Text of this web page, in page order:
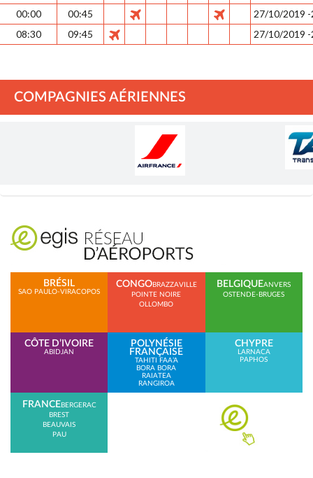
00:00
00:45
27/10/2019
08:30
09:45 27/10/2019
COMPAGNIES AÉRIENNES
BRÉSIL
SAO PAULO-VIRACOPOS
CONGOBRAZZAVILLE
POINTE NOIRE
OLLOMBO
BELGIQUEANVERS
OSTENDE-BRUGES
CÔTE D’IVOIRE
ABIDJAN
POLYNÉSIE
FRANÇAISE
TAHITI FAA’A
BORA BORA
RAIATEA
RANGIROA
CHYPRE
LARNACA
PAPHOS
FRANCEBERGERAC
BREST
BEAUVAIS
PAU